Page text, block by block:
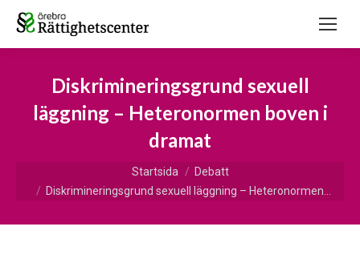
Diskrimineringsgrund sexuell
läggning – Heteronormen boven i
dramat
Startsida
Debatt
Diskrimineringsgrund sexuell läggning – Heteronormen…